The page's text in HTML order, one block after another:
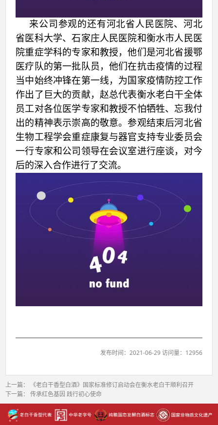
来公司参观的还有河北省人民医院、河北
省医科大学、石家庄人民医院和衡水市人民医
院重症学科的专家和教授，他们是河北省援鄂
医疗队的第一批队员，他们在抗击疫情的过程
当中始终冲锋在第一线，为国家疫情防控工作
作出了巨大的贡献，赵总代表衡水老白干全体
员工对各位医学专家和教授不怕牺牲、忘我付
出的精神表示崇高的敬意。参观结束后河北省
生物工程学会重症康复与器官支持专业委员会
一行专家和公司领导在会议室进行座谈，对今
后的深入合作进行了交流。
发布时间：2021-06-29 访问量：12956
上一篇：
《老白干香型白酒》国家标准修订启动会在衡水老白干顺利召开
下一篇：传承红色基因 践行初心使命